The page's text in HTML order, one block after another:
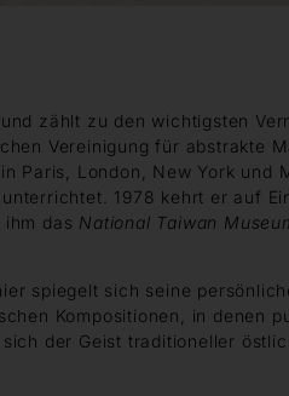
zählt zu den wichtigsten
Vereinigung für abstrakte
Paris, London, New York und
unterrichtet. 1978 kehrt er auf
das National Taiwan
spiegelt sich seine
Kompositionen, in denen
der Geist traditioneller